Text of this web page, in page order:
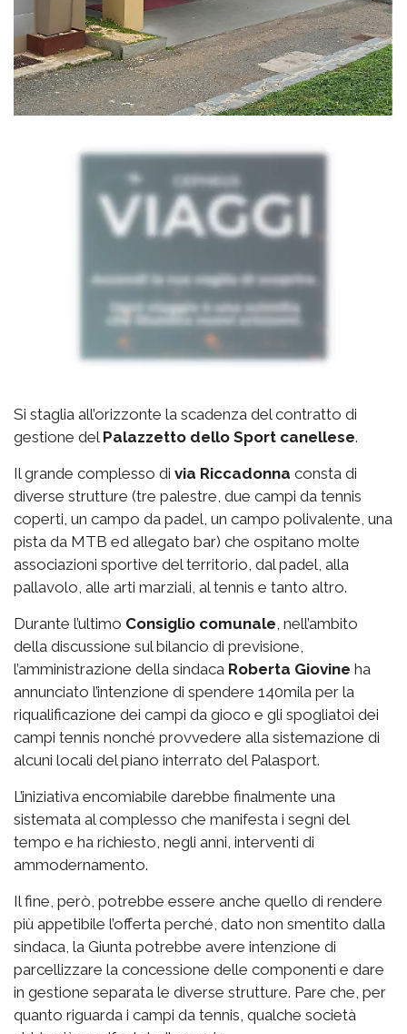
Si staglia all’orizzonte la scadenza del contratto di
gestione del Palazzetto dello Sport canellese.
Il grande complesso di via Riccadonna consta di
diverse strutture (tre palestre, due campi da tennis
coperti, un campo da padel, un campo polivalente, una
pista da MTB ed allegato bar) che ospitano molte
associazioni sportive del territorio, dal padel, alla
pallavolo, alle arti marziali, al tennis e tanto altro.
Durante l’ultimo Consiglio comunale, nell’ambito
della discussione sul bilancio di previsione,
l’amministrazione della sindaca Roberta Giovine ha
annunciato l’intenzione di spendere 140mila per la
riqualificazione dei campi da gioco e gli spogliatoi dei
campi tennis nonché provvedere alla sistemazione di
alcuni locali del piano interrato del Palasport.
L’iniziativa encomiabile darebbe finalmente una
sistemata al complesso che manifesta i segni del
tempo e ha richiesto, negli anni, interventi di
ammodernamento.
Il fine, però, potrebbe essere anche quello di rendere
più appetibile l’offerta perché, dato non smentito dalla
sindaca, la Giunta potrebbe avere intenzione di
parcellizzare la concessione delle componenti e dare
in gestione separata le diverse strutture. Pare che, per
quanto riguarda i campi da tennis, qualche società